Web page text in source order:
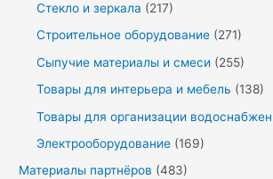
Стекло и зеркала (217)
Строительное оборудование (271)
Сыпучие материалы и смеси (255)
Товары для интерьера и мебель (138)
Товары для организации
Электрооборудование (169)
Материалы партнёров (483)